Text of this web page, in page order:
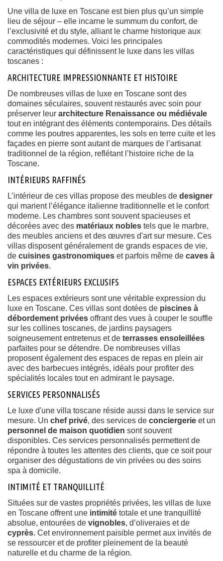
Une villa de luxe en Toscane est bien plus qu’un simple
lieu de séjour – elle incarne le summum du confort, de
l’exclusivité et du style, alliant le charme historique aux
commodités modernes. Voici les principales
caractéristiques qui définissent le luxe dans les villas
toscanes :
ARCHITECTURE IMPRESSIONNANTE ET HISTOIRE
De nombreuses villas de luxe en Toscane sont des
domaines séculaires, souvent restaurés avec soin pour
préserver leur architecture Renaissance ou médiévale
tout en intégrant des éléments contemporains. Des détails
comme les poutres apparentes, les sols en terre cuite et les
façades en pierre sont autant de marques de l’artisanat
traditionnel de la région, reflétant l’histoire riche de la
Toscane.
INTÉRIEURS RAFFINÉS
L’intérieur de ces villas propose des meubles de designer
qui marient l’élégance italienne traditionnelle et le confort
moderne. Les chambres sont souvent spacieuses et
décorées avec des matériaux nobles tels que le marbre,
des meubles anciens et des œuvres d'art sur mesure. Ces
villas disposent généralement de grands espaces de vie,
de cuisines gastronomiques et parfois même de caves à
vin privées.
ESPACES EXTÉRIEURS EXCLUSIFS
Les espaces extérieurs sont une véritable expression du
luxe en Toscane. Ces villas sont dotées de piscines à
débordement privées offrant des vues à couper le souffle
sur les collines toscanes, de jardins paysagers
soigneusement entretenus et de terrasses ensoleillées
parfaites pour se détendre. De nombreuses villas
proposent également des espaces de repas en plein air
avec des barbecues intégrés, idéals pour profiter des
spécialités locales tout en admirant le paysage.
SERVICES PERSONNALISÉS
Le luxe d'une villa toscane réside aussi dans le service sur
mesure. Un chef privé, des services de conciergerie et un
personnel de maison quotidien sont souvent
disponibles. Ces services personnalisés permettent de
répondre à toutes les attentes des clients, que ce soit pour
organiser des dégustations de vin privées ou des soins
spa à domicile.
INTIMITÉ ET TRANQUILLITÉ
Situées sur de vastes propriétés privées, les villas de luxe
en Toscane offrent une intimité totale et une tranquillité
absolue, entourées de vignobles, d’oliveraies et de
cyprès. Cet environnement paisible permet aux invités de
se ressourcer et de profiter pleinement de la beauté
naturelle et du charme de la région.